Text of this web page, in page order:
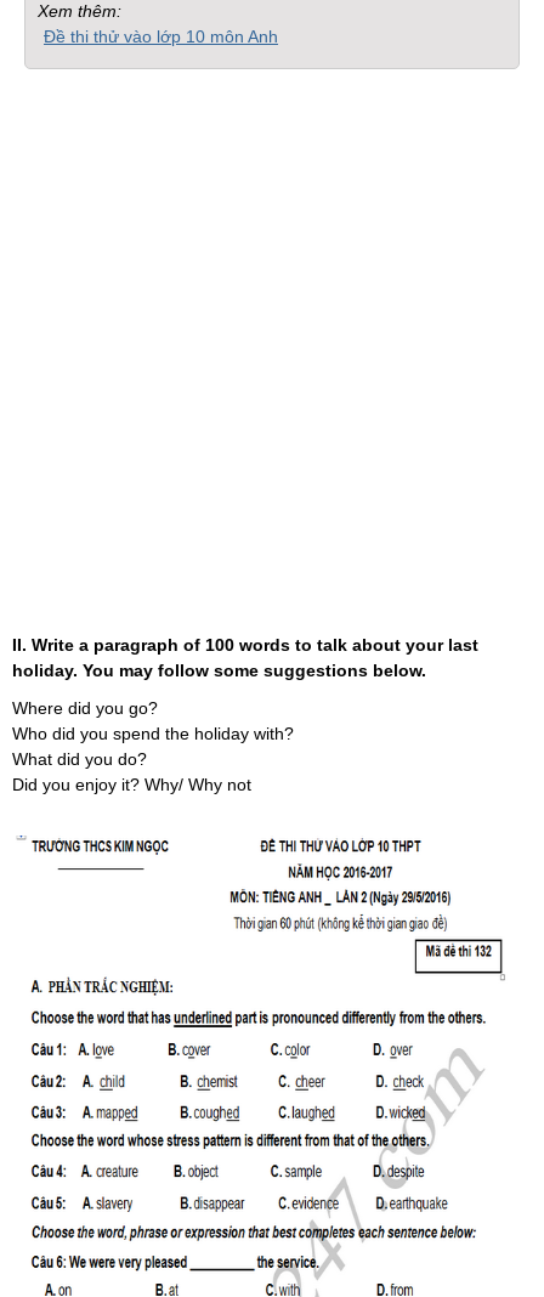
Xem thêm:
Đề thi thử vào lớp 10 môn Anh
II. Write a paragraph of 100 words to talk about your last
holiday. You may follow some suggestions below.
Where did you go?
Who did you spend the holiday with?
What did you do?
Did you enjoy it? Why/ Why not